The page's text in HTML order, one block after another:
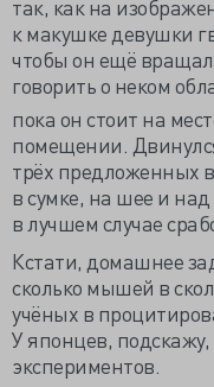
так, как на
к макушке девушки
чтобы он ещё
говорить о неком
пока он стоит на
помещении.
трёх предложенных
в сумке, на шее и
в лучшем случае
Кстати, домашнее
сколько мышей в
учёных в
У японцев,
экспериментов.